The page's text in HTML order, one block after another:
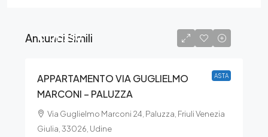
Annunci Simili
ASTA
€101.250
APPARTAMENTO VIA GUGLIELMO
MARCONI – PALUZZA
Via Guglielmo Marconi 24, Paluzza, Friuli Venezia
Giulia, 33026, Udine